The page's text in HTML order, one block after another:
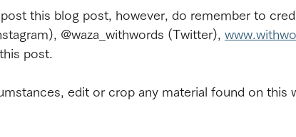
this blog post, however, do remember to
@waza_withwords (Twitter),
post.
edit or crop any material found on this